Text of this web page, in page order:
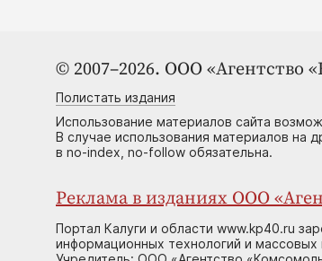
© 2007–2026. ООО «Агентство
Полистать издания
Использование материалов сайта
В случае использования материалов на
в no-index, no-follow обязательна.
Реклама в изданиях ООО
Портал Калуги и области www.kp40.ru
информационных технологий и